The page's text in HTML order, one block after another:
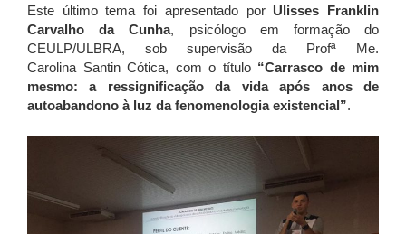
Este último tema foi apresentado por Ulisses Franklin
Carvalho da Cunha, psicólogo em formação do
CEULP/ULBRA, sob supervisão da Profª Me.
Carolina Santin Cótica, com o título “Carrasco de mim
mesmo: a ressignificação da vida após anos de
autoabandono à luz da fenomenologia existencial”.